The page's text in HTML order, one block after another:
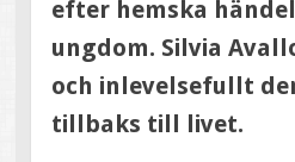
efter hemska
ungdom. Silvia
och inlevelsefullt
tillbaks till livet.